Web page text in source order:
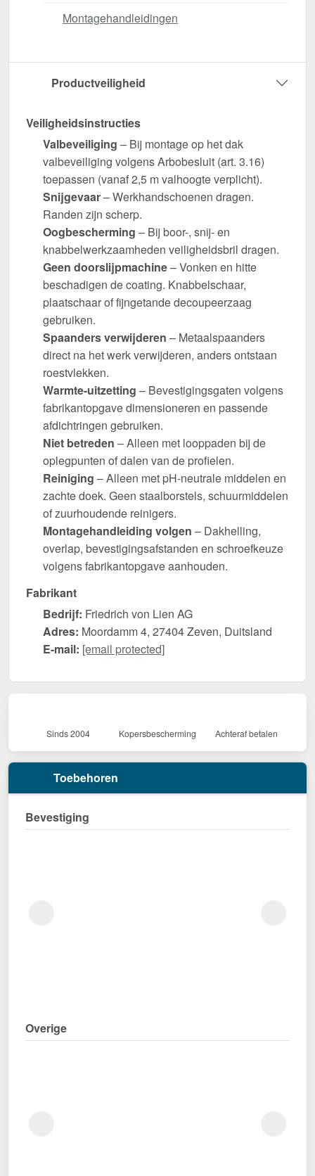
Montagehandleidingen
Productveiligheid
Veiligheidsinstructies
Valbeveiliging – Bij montage op het dak
valbeveiliging volgens Arbobesluit (art. 3.16)
toepassen (vanaf 2,5 m valhoogte verplicht).
Snijgevaar– Werkhandschoenen dragen.
Randen zijn scherp.
Oogbescherming – Bij boor-, snij- en
knabbelwerkzaamheden veiligheidsbril dragen.
Geen doorslijpmachine– Vonken en hitte
beschadigen de coating. Knabbelschaar,
plaatschaar of fijngetande decoupeerzaag
gebruiken.
Spaanders verwijderen – Metaalspaanders
direct na het werk verwijderen, anders ontstaan
roestvlekken.
Warmte-uitzetting – Bevestigingsgaten volgens
fabrikantopgave dimensioneren en passende
afdichtringen gebruiken.
Niet betreden – Alleen met looppaden bij de
oplegpunten of dalen van de profielen.
Reiniging – Alleen met pH-neutrale middelen en
zachte doek. Geen staalborstels, schuurmiddelen
of zuurhoudende reinigers.
Montagehandleiding volgen – Dakhelling,
overlap, bevestigingsafstanden en schroefkeuze
volgens fabrikantopgave aanhouden.
Fabrikant
Bedrijf: Friedrich von Lien AG
Adres: Moordamm 4, 27404 Zeven, Duitsland
E-mail: [email protected]
Sinds 2004 Kopersbescherming Achteraf betalen
Toebehoren
Bevestiging
Overige